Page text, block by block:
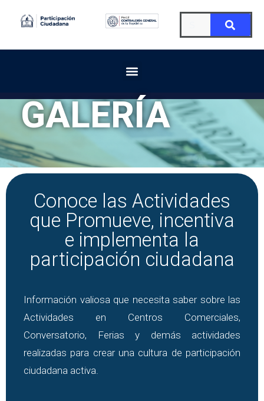
GALERÍA
Conoce las Actividades
que Promueve, incentiva
e implementa la
participación ciudadana
Información valiosa que necesita saber sobre las
Actividades en Centros Comerciales,
Conversatorio, Ferias y demás actividades
realizadas para crear una cultura de participación
ciudadana activa.